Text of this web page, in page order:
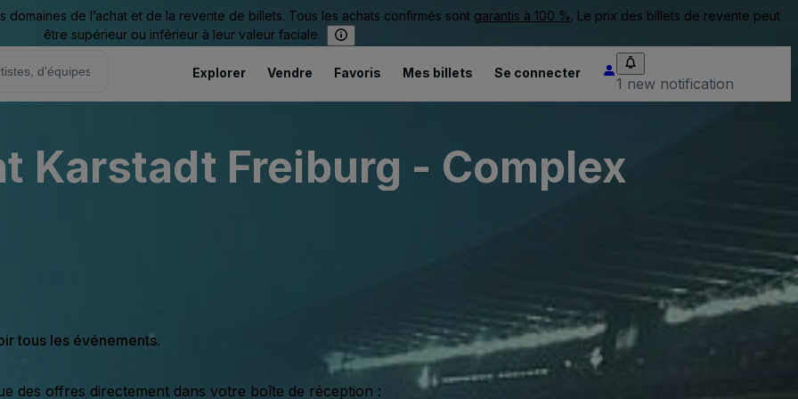
de l’achat et de la revente de billets. Tous les achats confirmés sont garantis à 100 %. Le prix des billets de revente peut
être supérieur ou inférieur à leur valeur faciale.
Explorer Vendre Favoris Mes billets Se connecter
1 new notification
Karstadt Freiburg - Complex
tous les événements.
des offres directement dans votre boîte de réception :